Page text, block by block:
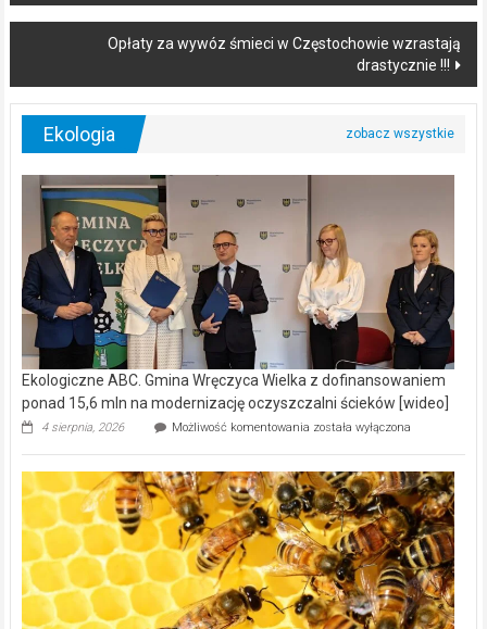
navigation
Opłaty za wywóz śmieci w Częstochowie wzrastają
drastycznie !!!
Ekologia
Ekologiczne ABC. Gmina Wręczyca Wielka z dofinansowaniem
ponad 15,6 mln na modernizację oczyszczalni ścieków [wideo]
4 sierpnia, 2026 Możliwość komentowania Ekologiczne
Wręczyca
Wielka
z
dofinansowaniem
ponad
15,6
mln
na
modernizację
została wyłączona